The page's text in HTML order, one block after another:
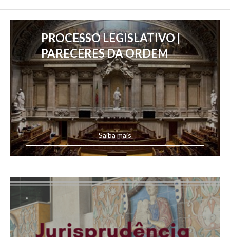
PROCESSO LEGISLATIVO |
PARECERES DA ORDEM
Saiba mais
.